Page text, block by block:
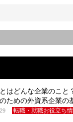
はどんな企業のこと
ための外資系企業の
転職・就職お役立ち